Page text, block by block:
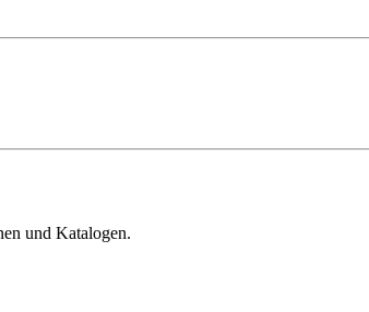
und Katalogen.